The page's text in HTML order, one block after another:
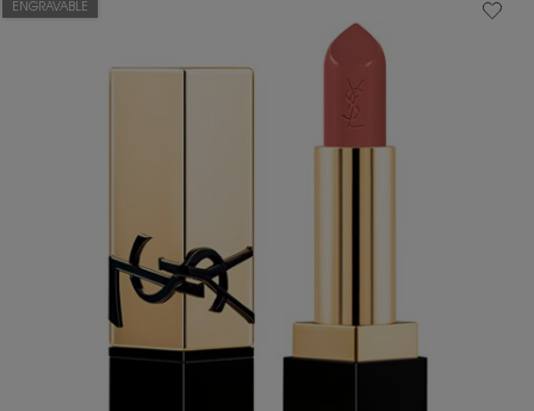
ค่า
ENGRAVABLE